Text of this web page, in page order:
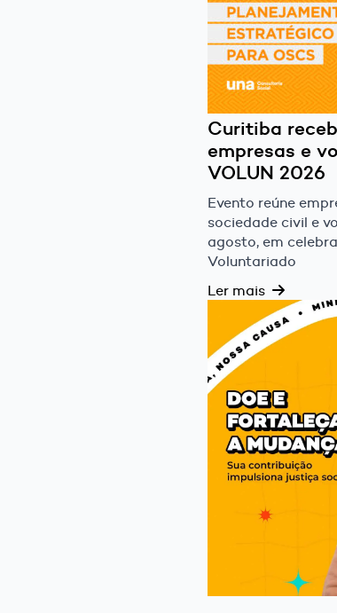
Curitiba
empresas e
VOLUN 2026
Evento reúne
sociedade civil e
agosto, em
Voluntariado
Ler mais